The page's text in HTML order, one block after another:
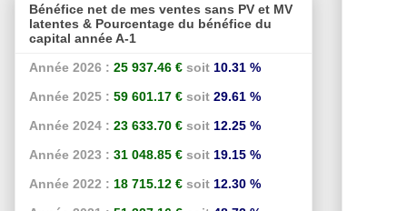
Bénéfice net de mes ventes sans PV et MV
latentes & Pourcentage du bénéfice du
capital année A-1
Année 2026 : 25 937.46 € soit 10.31 %
Année 2025 : 59 601.17 € soit 29.61 %
Année 2024 : 23 633.70 € soit 12.25 %
Année 2023 : 31 048.85 € soit 19.15 %
Année 2022 : 18 715.12 € soit 12.30 %